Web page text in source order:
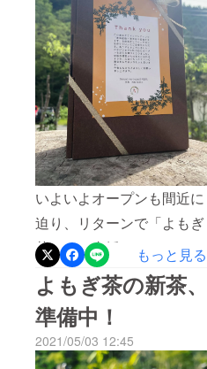
と、ご覧くださいませ！た
くさんの方の応援がありス
タートすることができま
す、ありがとうございま
す！！学びのページでは、
19人のサポーター講師の皆
様のレッスンのサブスクリ
プションシステムになって
います。日本の家族の健康
を守る、「すべては未来の
ために」の理念に共感いた
だいたサポーター講師陣は
本当に素敵な方たちばかり
です。オープン記念に、ど
なたでもお気軽にレッスン
いよいよオープンも間近に
迫り、リターンで「よもぎ
茶」をご支援いただいた方
に発送させていただいてお
ります！美味しい飲み方も
添えてお送りさせていただ
きました。今年はこちらを
もっと見る
よもぎ茶の新茶、
準備中！
2021/05/03 12:45